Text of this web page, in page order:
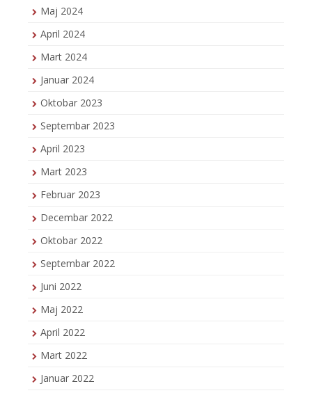
Maj 2024
April 2024
Mart 2024
Januar 2024
Oktobar 2023
Septembar 2023
April 2023
Mart 2023
Februar 2023
Decembar 2022
Oktobar 2022
Septembar 2022
Juni 2022
Maj 2022
April 2022
Mart 2022
Januar 2022